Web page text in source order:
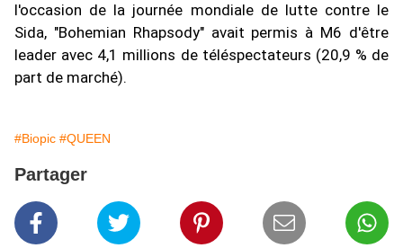
l'occasion de la journée mondiale de lutte contre le
Sida, "Bohemian Rhapsody" avait permis à M6 d'être
leader avec 4,1 millions de téléspectateurs (20,9 % de
part de marché).
#Biopic #QUEEN
Partager